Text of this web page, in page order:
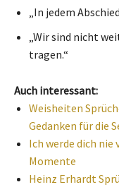
„In jedem
„Wir sind nicht
tragen.“
Auch interessant:
Weisheiten
Gedanken für die
Ich werde dich nie
Momente
Heinz Erhardt